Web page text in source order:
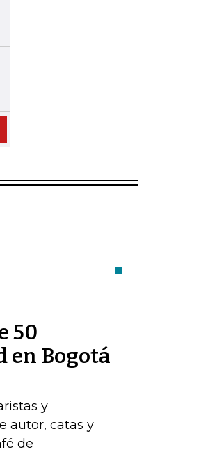
50
en Bogotá
y
autor, catas y
de